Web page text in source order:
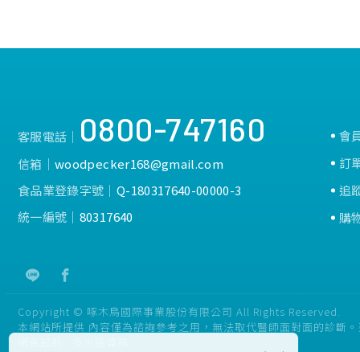
客服電話│ 0800-747160
信箱│woodpecker168@gmail.com
食品業登錄字號│ Q-180317640-00000-3
統一編號│ 80317640
會
訂
追
購
Copyright © 啄木鳥國際事業股份有限公司 All Rights Reserved.
本網站所提供 內容僅為諮詢參考之用，無法取代醫師面對面的診斷